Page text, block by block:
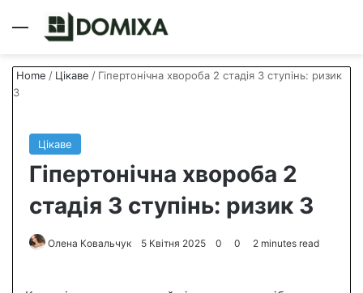
Menu
Home / Цікаве / Гіпертонічна хвороба 2 стадія 3 ступінь: ризик
3
Цікаве
Гіпертонічна хвороба 2
стадія 3 ступінь: ризик 3
Олена Ковальчук 5 Квітня 2025 0 0 2 minutes read